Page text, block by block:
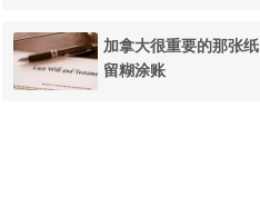
加拿大很重要的那张
留糊涂账